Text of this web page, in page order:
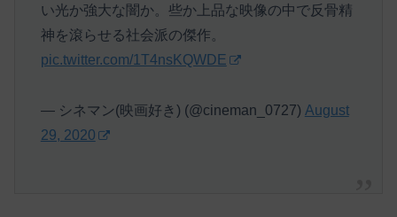
い光か強大な闇か。些か上品な映像の中で反骨精
神を滾らせる社会派の傑作。
pic.twitter.com/1T4nsKQWDE
— シネマン(映画好き) (@cineman_0727) August
29, 2020